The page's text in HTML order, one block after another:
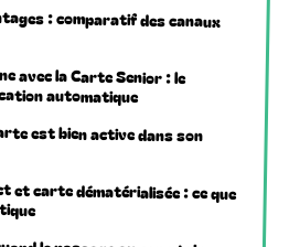
: comparatif des canaux
avec la Carte Senior : le
automatique
est bien active dans son
et carte dématérialisée : ce que